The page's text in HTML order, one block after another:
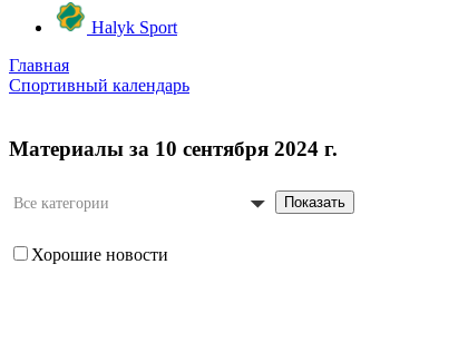
Halyk Sport
Главная
Спортивный календарь
Материалы за 10 сентября 2024 г.
Все категории Показать
Хорошие новости